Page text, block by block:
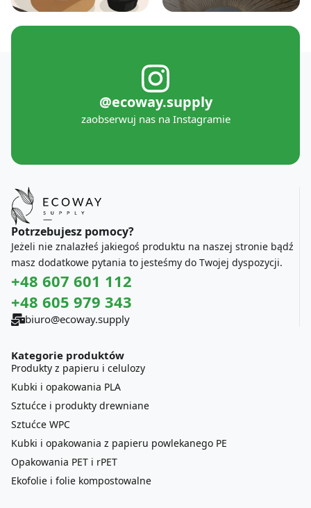
@ecoway.supply
zaobserwuj nas na Instagramie
Potrzebujesz pomocy?
Jeżeli nie znalazłeś jakiegoś produktu na naszej stronie bądź
masz dodatkowe pytania to jesteśmy do Twojej dyspozycji.
+48 607 601 112
+48 605 979 343
biuro@ecoway.supply
Kategorie produktów
Produkty z papieru i celulozy
Kubki i opakowania PLA
Sztućce i produkty drewniane
Sztućce WPC
Kubki i opakowania z papieru powlekanego PE
Opakowania PET i rPET
Ekofolie i folie kompostowalne